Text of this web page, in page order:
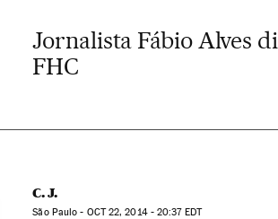
Jornalista Fábio Alves
FHC
C. J.
São Paulo - OCT22, 2014 - 20:37EDT